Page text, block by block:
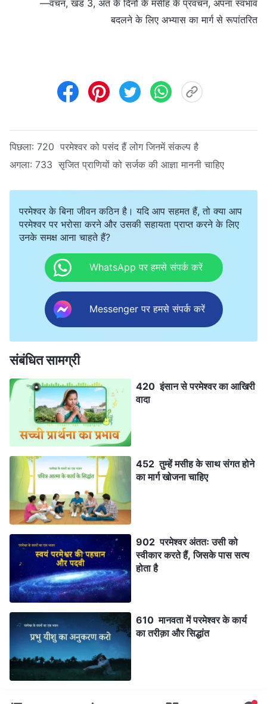
—वचन, खंड 3, अंत के दिनों के मसीह के प्रवचन, अपना स्वभाव
बदलने के लिए अभ्यास का मार्ग से रूपांतरित
पिछला: 720 परमेश्वर को पसंद हैं लोग जिनमें संकल्प है
अगला: 733 सृजित प्राणियों को सर्जक की आज्ञा माननी चाहिए
परमेश्वर के बिना जीवन कठिन है। यदि आप सहमत हैं, तो क्या आप
परमेश्वर पर भरोसा करने और उसकी सहायता प्राप्त करने के लिए
उनके समक्ष आना चाहते हैं?
WhatsApp पर हमसे संपर्क करें
Messenger पर हमसे संपर्क करें
संबंधित सामग्री
420 इंसान से परमेश्वर का आखिरी
वादा
452 तुम्हें मसीह के साथ संगत होने
का मार्ग खोजना चाहिए
902 परमेश्वर अंततः उसी को
स्वीकार करते हैं, जिसके पास सत्य
होता है
610 मानवता में परमेश्वर के कार्य
का तरीक़ा और सिद्धांत